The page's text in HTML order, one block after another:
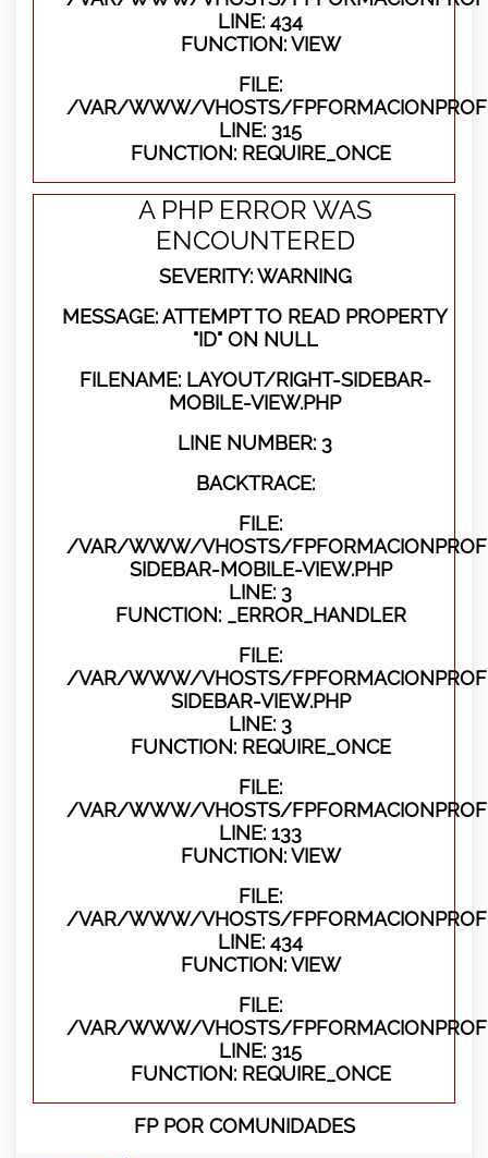
LINE: 434
FUNCTION: VIEW
FILE:
/VAR/WWW/VHOSTS/
LINE: 315
FUNCTION: REQUIRE_ONCE
A PHP ERROR WAS
ENCOUNTERED
SEVERITY: WARNING
MESSAGE: ATTEMPT TO READ PROPERTY
"ID" ON NULL
FILENAME: LAYOUT/RIGHT-SIDEBAR-
MOBILE-VIEW.PHP
LINE NUMBER: 3
BACKTRACE:
FILE:
/VAR/WWW/VHOSTS/
SIDEBAR-MOBILE-VIEW.PHP
LINE: 3
FUNCTION: _ERROR_HANDLER
FILE:
/VAR/WWW/VHOSTS/
SIDEBAR-VIEW.PHP
LINE: 3
FUNCTION: REQUIRE_ONCE
FILE:
/VAR/WWW/VHOSTS/
LINE: 133
FUNCTION: VIEW
FILE:
/VAR/WWW/VHOSTS/
LINE: 434
FUNCTION: VIEW
FILE:
/VAR/WWW/VHOSTS/
LINE: 315
FUNCTION: REQUIRE_ONCE
FP POR COMUNIDADES